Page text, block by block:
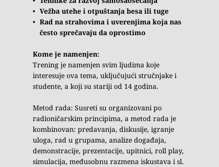
Vežba utehe i otpuštanja besa ili tuge
Rad na strahovima i uverenjima koja nas
često sprečavaju da oprostimo
Kome je namenjen:
Trening je namenjen svim ljudima koje
interesuje ova tema, uključujući stručnjake i
studente, a koji su stariji od 14 godina.
Metod rada: Susreti su organizovani po
radioničarskim principima, a metod rada je
kombinovan: predavanja, diskusije, igranje
uloga, rad u grupama, analize događaja,
demonstracije, prezentacije, upitnici, roll play,
simulacija, međusobnu razmena iskustava i sl.